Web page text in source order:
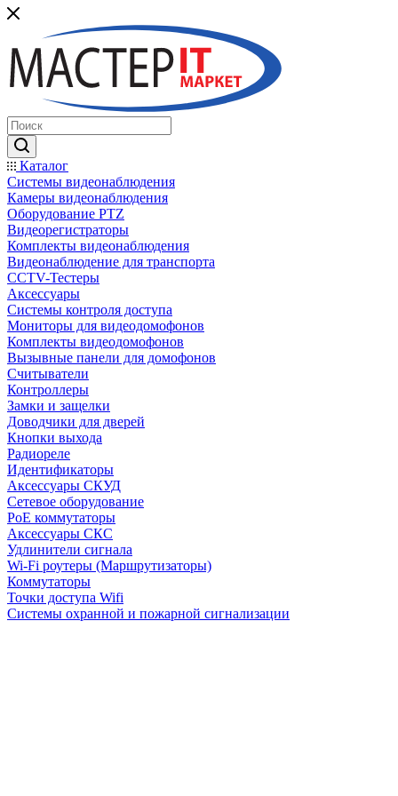
Каталог
Системы видеонаблюдения
Камеры видеонаблюдения
Оборудование PTZ
Видеорегистраторы
Комплекты видеонаблюдения
Видеонаблюдение для транспорта
CCTV-Тестеры
Аксессуары
Системы контроля доступа
Мониторы для видеодомофонов
Комплекты видеодомофонов
Вызывные панели для домофонов
Считыватели
Контроллеры
Замки и защелки
Доводчики для дверей
Кнопки выхода
Радиореле
Идентификаторы
Аксессуары СКУД
Сетевое оборудование
PoE коммутаторы
Аксессуары СКС
Удлинители сигнала
Wi-Fi роутеры (Маршрутизаторы)
Коммутаторы
Точки доступа Wifi
Системы охранной и пожарной сигнализации